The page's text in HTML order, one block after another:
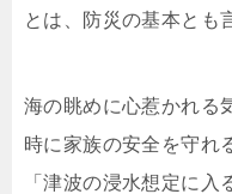
とは、防災の基本とも
海の眺めに心惹かれる
時に家族の安全を守れ
「津波の浸水想定に